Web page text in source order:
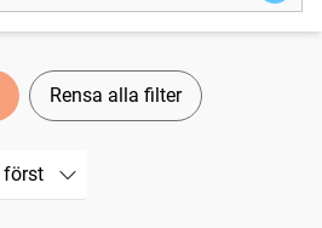
Rensa alla filter